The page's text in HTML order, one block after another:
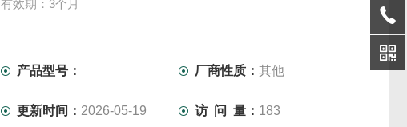
有效期：3个月
产品型号： 厂商性质：其他
更新时间： 2026-05-19 访 问 量： 183